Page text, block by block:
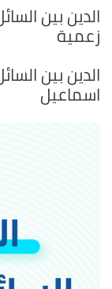
الدين بين
زعمية
الدين بين
اسماعيل